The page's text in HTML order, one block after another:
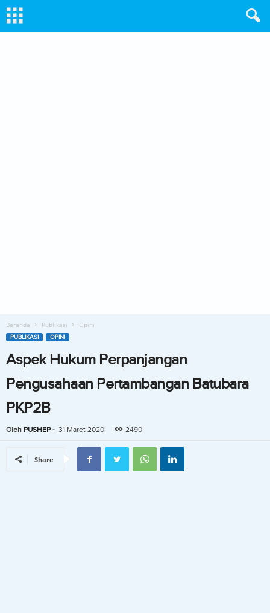
Beranda Publikasi Opini
PUBLIKASI OPINI
Aspek Hukum Perpanjangan
Pengusahaan Pertambangan Batubara
PKP2B
Oleh PUSHEP - 31 Maret 2020 2490
Share